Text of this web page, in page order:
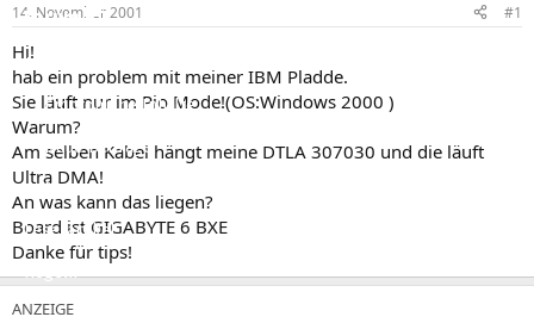
Forum
Aktuelles
Empfohlene Inhalte
Neue Beiträge
Neueste Aktivitäten
Leserartikel
Regeln
e
r
t
14. November 2001 #1
Hi!
hab ein problem mit meiner IBM Pladde.
Sie läuft nur im Pio Mode!(OS:Windows 2000 )
Warum?
Am selben Kabel hängt meine DTLA 307030 und die läuft
Ultra DMA!
An was kann das liegen?
Board ist GIGABYTE 6 BXE
Danke für tips!